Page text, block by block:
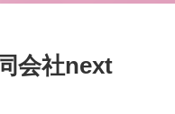
会社next